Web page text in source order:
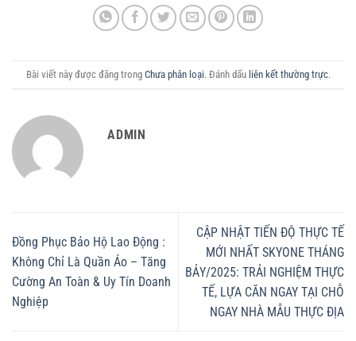
Bài viết này được đăng trong Chưa phân loại. Đánh dấu liên kết thường trực.
ADMIN
Đồng Phục Bảo Hộ Lao Động :
Không Chỉ Là Quần Áo – Tăng
Cường An Toàn & Uy Tín Doanh
Nghiệp
CẬP NHẬT TIẾN ĐỘ THỰC TẾ
MỚI NHẤT SKYONE THÁNG
BẢY/2025: TRẢI NGHIỆM THỰC
TẾ, LỰA CĂN NGAY TẠI CHỖ
NGAY NHÀ MẪU THỰC ĐỊA